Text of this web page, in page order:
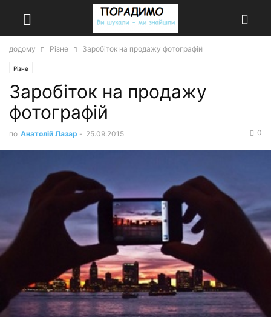
додому Різне Заробіток на продажу фотографій
Різне
Заробіток на продажу
фотографій
по Анатолій Лазар - 25.09.2015 0